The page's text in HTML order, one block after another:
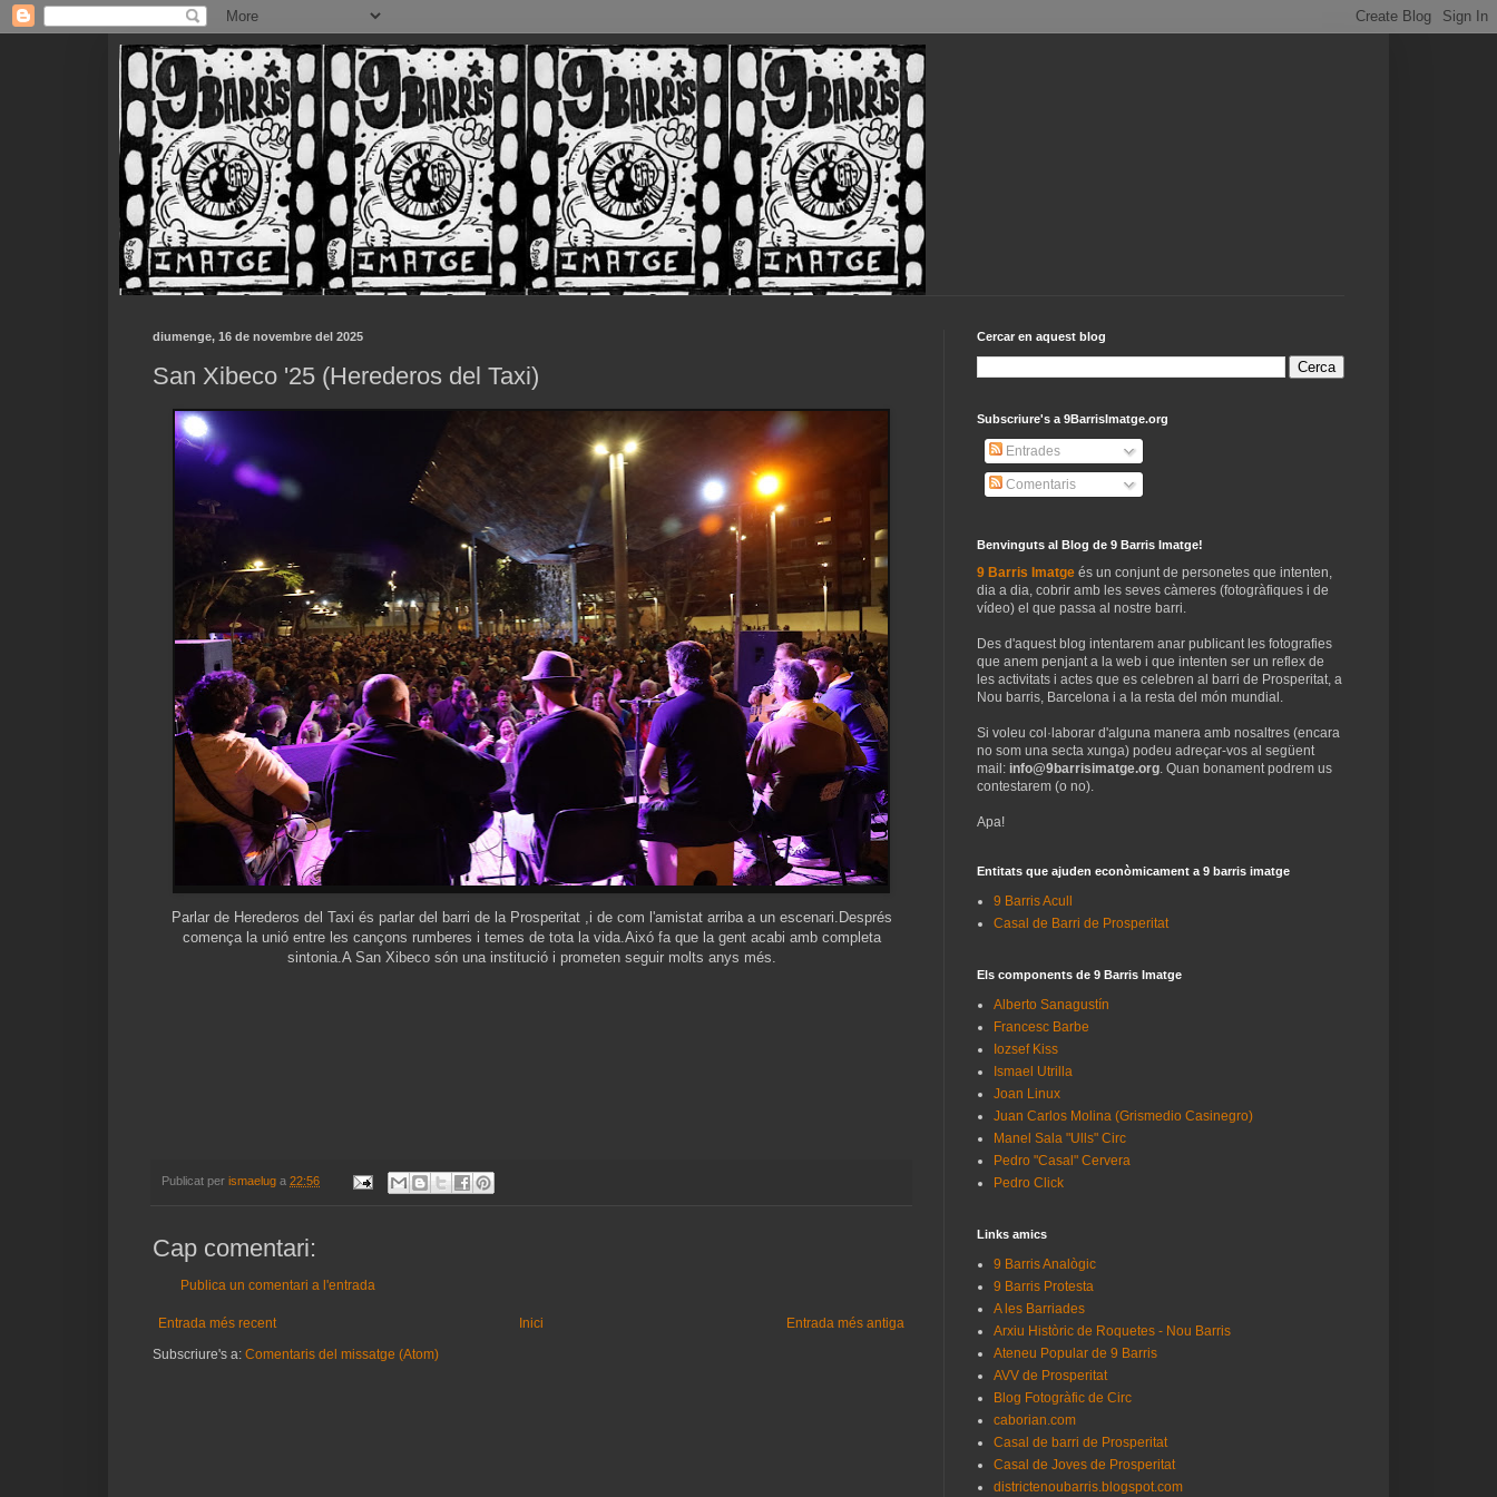
diumenge, 16 de novembre del 2025
San Xibeco '25 (Herederos del Taxi)
Parlar de Herederos del Taxi és parlar del barri de la Prosperitat ,i de com l'amistat arriba a un escenari.Després
comença la unió entre les cançons rumberes i temes de tota la vida.Aixó fa que la gent acabi amb completa
sintonia.A San Xibeco són una institució i prometen seguir molts anys més.
Publicat per ismaelug a 22:56
Cap comentari:
Publica un comentari a l'entrada
Entrada més recent Entrada més antiga
Inici
Subscriure's a: Comentaris del missatge (Atom)
Cercar en aquest blog
Subscriure's a 9BarrisImatge.org
Entrades
Comentaris
Benvinguts al Blog de 9 Barris Imatge!
9 Barris Imatge és un conjunt de personetes que intenten,
dia a dia, cobrir amb les seves càmeres (fotogràfiques i de
vídeo) el que passa al nostre barri.
Des d'aquest blog intentarem anar publicant les fotografies
que anem penjant a la web i que intenten ser un reflex de
les activitats i actes que es celebren al barri de Prosperitat, a
Nou barris, Barcelona i a la resta del món mundial.
Si voleu col·laborar d'alguna manera amb nosaltres (encara
no som una secta xunga) podeu adreçar-vos al següent
mail: info@9barrisimatge.org. Quan bonament podrem us
contestarem (o no).
Apa!
Entitats que ajuden econòmicament a 9 barris imatge
9 Barris Acull
Casal de Barri de Prosperitat
Els components de 9 Barris Imatge
Alberto Sanagustín
Francesc Barbe
Iozsef Kiss
Ismael Utrilla
Joan Linux
Juan Carlos Molina (Grismedio Casinegro)
Manel Sala "Ulls" Circ
Pedro "Casal" Cervera
Pedro Click
Links amics
9 Barris Analògic
9 Barris Protesta
A les Barriades
Arxiu Històric de Roquetes - Nou Barris
Ateneu Popular de 9 Barris
AVV de Prosperitat
Blog Fotogràfic de Circ
caborian.com
Casal de barri de Prosperitat
Casal de Joves de Prosperitat
districtenoubarris.blogspot.com